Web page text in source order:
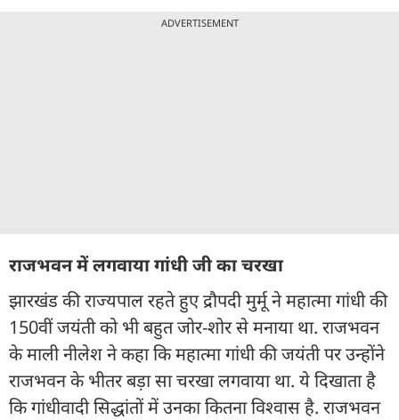
ADVERTISEMENT
राजभवन में लगवाया गांधी जी का चरखा
झारखंड की राज्यपाल रहते हुए द्रौपदी मुर्मू ने महात्मा गांधी की
150वीं जयंती को भी बहुत जोर-शोर से मनाया था. राजभवन
के माली नीलेश ने कहा कि महात्मा गांधी की जयंती पर उन्होंने
राजभवन के भीतर बड़ा सा चरखा लगवाया था. ये दिखाता है
कि गांधीवादी सिद्धांतों में उनका कितना विश्वास है. राजभवन